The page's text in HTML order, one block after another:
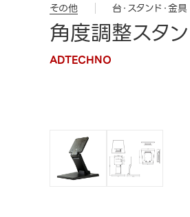
その他 台・スタンド・金具
角度調整スタ
ADTECHNO